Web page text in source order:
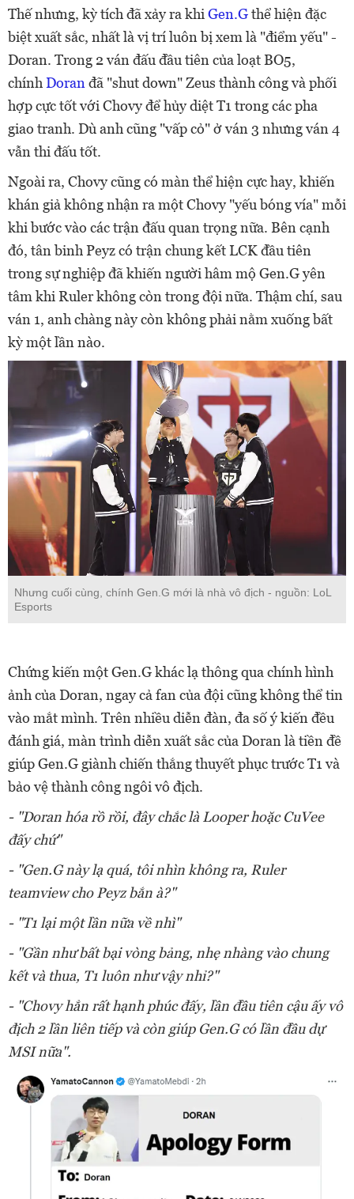
Thế nhưng, kỳ tích đã xảy ra khiGen.Gthể hiện đặc
biệt xuất sắc, nhất là vị trí luôn bị xem là "điểm yếu" -
Doran. Trong 2 ván đấu đầu tiên của loạt BO5,
chínhDoranđã "shut down" Zeus thành công và phối
hợp cực tốt với Chovy để hủy diệt T1 trong các pha
giao tranh. Dù anh cũng "vấp cỏ" ở ván 3 nhưng ván 4
vẫn thi đấu tốt.
Ngoài ra, Chovy cũng có màn thể hiện cực hay, khiến
khán giả không nhận ra một Chovy "yếu bóng vía" mỗi
khi bước vào các trận đấu quan trọng nữa. Bên cạnh
đó, tân binh Peyz có trận chung kết LCK đầu tiên
trong sự nghiệp đã khiến người hâm mộ Gen.G yên
tâm khi Ruler không còn trong đội nữa. Thậm chí, sau
ván 1, anh chàng này còn không phải nằm xuống bất
kỳ một lần nào.
Nhưng cuối cùng, chính Gen.G mới là nhà vô địch - nguồn: LoL
Esports
Chứng kiến một Gen.G khác lạ thông qua chính hình
ảnh của Doran, ngay cả fan của đội cũng không thể tin
vào mắt mình. Trên nhiều diễn đàn, đa số ý kiến đều
đánh giá, màn trình diễn xuất sắc của Doran là tiền đề
giúp Gen.G giành chiến thắng thuyết phục trước T1 và
bảo vệ thành công ngôi vô địch.
- "Doran hóa rồ rồi, đây chắc là Looper hoặc CuVee
đấy chứ"
- "Gen.G này lạ quá, tôi nhìn không ra, Ruler
teamview cho Peyz bắn à?"
- "T1 lại một lần nữa về nhì"
- "Gần như bất bại vòng bảng, nhẹ nhàng vào chung
kết và thua, T1 luôn như vậy nhỉ?"
- "Chovy hẳn rất hạnh phúc đấy, lần đầu tiên cậu ấy vô
địch 2 lần liên tiếp và còn giúp Gen.G có lần đầu dự
MSI nữa".